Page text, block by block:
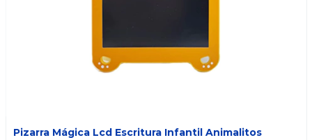
Pizarra Mágica Lcd Escritura Infantil Animalitos